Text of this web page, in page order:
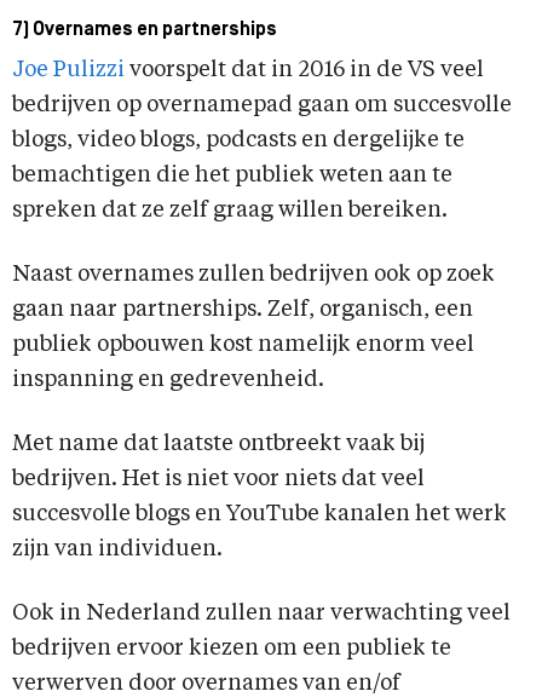
7) Overnames en partnerships
Joe Pulizzi voorspelt dat in 2016 in de VS veel
bedrijven op overnamepad gaan om succesvolle
blogs, video blogs, podcasts en dergelijke te
bemachtigen die het publiek weten aan te
spreken dat ze zelf graag willen bereiken.
Naast overnames zullen bedrijven ook op zoek
gaan naar partnerships. Zelf, organisch, een
publiek opbouwen kost namelijk enorm veel
inspanning en gedrevenheid.
Met name dat laatste ontbreekt vaak bij
bedrijven. Het is niet voor niets dat veel
succesvolle blogs en YouTube kanalen het werk
zijn van individuen.
Ook in Nederland zullen naar verwachting veel
bedrijven ervoor kiezen om een publiek te
verwerven door overnames van en/of